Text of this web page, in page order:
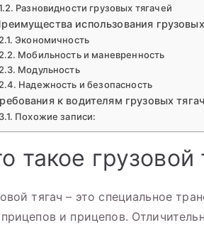
Разновидности грузовых тягачей
использования
Экономичность
Мобильность и маневренность
Модульность
Надежность и безопасность
к водителям грузовых
Похожие записи:
такое грузовой
тягач – это специальное
и прицепов.